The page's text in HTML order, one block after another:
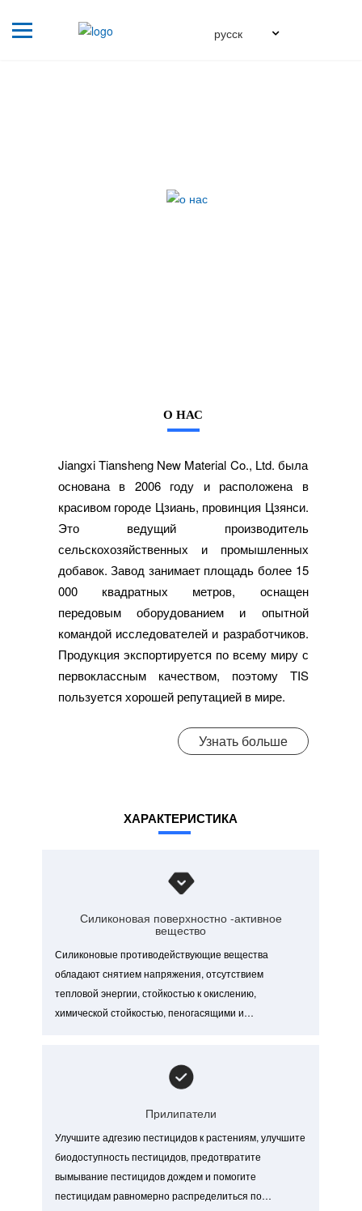
О НАС
Jiangxi Tiansheng New Material Co., Ltd. была
основана в 2006 году и расположена в
красивом городе Цзиань, провинция Цзянси.
Это ведущий производитель
сельскохозяйственных и промышленных
добавок. Завод занимает площадь более 15
000 квадратных метров, оснащен
передовым оборудованием и опытной
командой исследователей и разработчиков.
Продукция экспортируется по всему миру с
первоклассным качеством, поэтому TIS
пользуется хорошей репутацией в мире.
Узнать больше
ХАРАКТЕРИСТИКА
Силиконовая поверхностно -активное
вещество
Силиконовые противодействующие вещества
обладают снятием напряжения, отсутствием
тепловой энергии, стойкостью к окислению,
химической стойкостью, пеногасящими и
подходят для увеличения растекаемости растворов
пестицидов на поверхности.
Прилипатели
Улучшите адгезию пестицидов к растениям, улучшите
биодоступность пестицидов, предотвратите
вымывание пестицидов дождем и помогите
пестицидам равномерно распределиться по